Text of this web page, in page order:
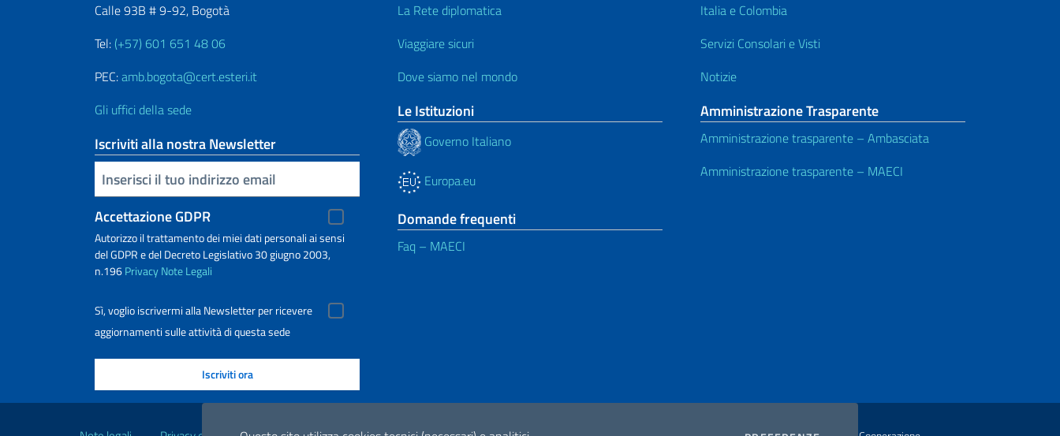
Calle 93B # 9-92, Bogotà
Tel: (+57) 601 651 48 06
PEC:amb.bogota@cert.esteri.it
Gli uffici della sede
Iscriviti alla nostra Newsletter
Inserisci la tua email
Accettazione GDPR
Autorizzo il trattamento dei miei dati personali ai sensi
del GDPR e del Decreto Legislativo 30 giugno 2003,
n.196PrivacyNote Legali
Sì, voglio iscrivermi alla Newsletter per ricevere
aggiornamenti sulle attività di questa sede
La Rete diplomatica
Viaggiare sicuri
Dove siamo nel mondo
Le Istituzioni
Governo Italiano
Europa.eu
Domande frequenti
Faq – MAECI
Italia e Colombia
Servizi Consolari e Visti
Notizie
Amministrazione Trasparente
Amministrazione trasparente – Ambasciata
Amministrazione trasparente – MAECI